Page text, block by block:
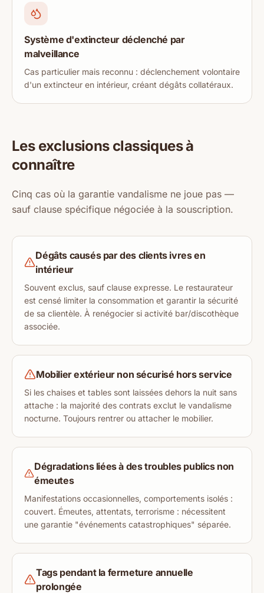
Système d'extincteur déclenché par
malveillance
Cas particulier mais reconnu : déclenchement volontaire
d'un extincteur en intérieur, créant dégâts collatéraux.
Les exclusions classiques à
connaître
Cinq cas où la garantie vandalisme ne joue pas —
sauf clause spécifique négociée à la souscription.
Dégâts causés par des clients ivres en
intérieur
Souvent exclus, sauf clause expresse. Le restaurateur
est censé limiter la consommation et garantir la sécurité
de sa clientèle. À renégocier si activité bar/discothèque
associée.
Mobilier extérieur non sécurisé hors service
Si les chaises et tables sont laissées dehors la nuit sans
attache : la majorité des contrats exclut le vandalisme
nocturne. Toujours rentrer ou attacher le mobilier.
Dégradations liées à des troubles publics non
émeutes
Manifestations occasionnelles, comportements isolés :
couvert. Émeutes, attentats, terrorisme : nécessitent
une garantie "événements catastrophiques" séparée.
Tags pendant la fermeture annuelle
prolongée